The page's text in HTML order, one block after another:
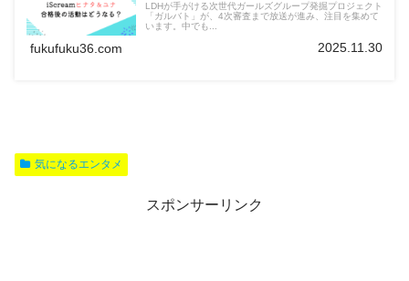
LDHが手がける次世代ガールズグループ発掘プロジェクト
「ガルバト」が、4次審査まで放送が進み、注目を集めて
います。中でも...
fukufuku36.com 2025.11.30
気になるエンタメ
スポンサーリンク